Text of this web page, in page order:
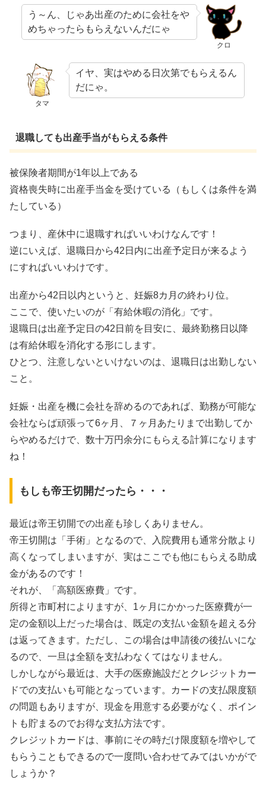
クロ
う～ん、じゃあ出産のために会社をや
めちゃったらもらえないんだにゃ
タマ
イヤ、実はやめる日次第でもらえるん
だにゃ。
退職しても出産手当がもらえる条件
被保険者期間が1年以上である
資格喪失時に出産手当金を受けている（もしくは条件を満
たしている）
つまり、産休中に退職すればいいわけなんです！
逆にいえば、退職日から42日内に出産予定日が来るよう
にすればいいわけです。
出産から42日以内というと、妊娠8カ月の終わり位。
ここで、使いたいのが「有給休暇の消化」です。
退職日は出産予定日の42日前を目安に、最終勤務日以降
は有給休暇を消化する形にします。
ひとつ、注意しないといけないのは、退職日は出勤しない
こと。
妊娠・出産を機に会社を辞めるのであれば、勤務が可能な
会社ならば頑張って6ヶ月、７ヶ月あたりまで出勤してか
らやめるだけで、数十万円余分にもらえる計算になります
ね！
もしも帝王切開だったら・・・
最近は帝王切開での出産も珍しくありません。
帝王切開は「手術」となるので、入院費用も通常分散より
高くなってしまいますが、実はここでも他にもらえる助成
金があるのです！
それが、「高額医療費」です。
所得と市町村によりますが、1ヶ月にかかった医療費が一
定の金額以上だった場合は、既定の支払い金額を超える分
は返ってきます。ただし、この場合は申請後の後払いにな
るので、一旦は全額を支払わなくてはなりません。
しかしながら最近は、大手の医療施設だとクレジットカー
ドでの支払いも可能となっています。カードの支払限度額
の問題もありますが、現金を用意する必要がなく、ポイン
トも貯まるのでお得な支払方法です。
クレジットカードは、事前にその時だけ限度額を増やして
もらうこともできるので一度問い合わせてみてはいかがで
しょうか？